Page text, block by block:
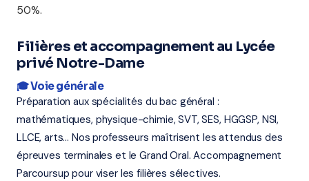
50%.
Filières et accompagnement au Lycée
privé Notre-Dame
🎓 Voie générale
Préparation aux spécialités du bac général :
mathématiques, physique-chimie, SVT, SES, HGGSP, NSI,
LLCE, arts... Nos professeurs maîtrisent les attendus des
épreuves terminales et le Grand Oral. Accompagnement
Parcoursup pour viser les filières sélectives.